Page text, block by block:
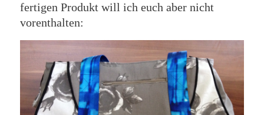
fertigen Produkt will ich euch aber nicht
vorenthalten: